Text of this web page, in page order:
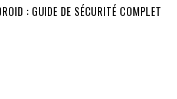
: GUIDE DE SÉCURITÉ COMPLET